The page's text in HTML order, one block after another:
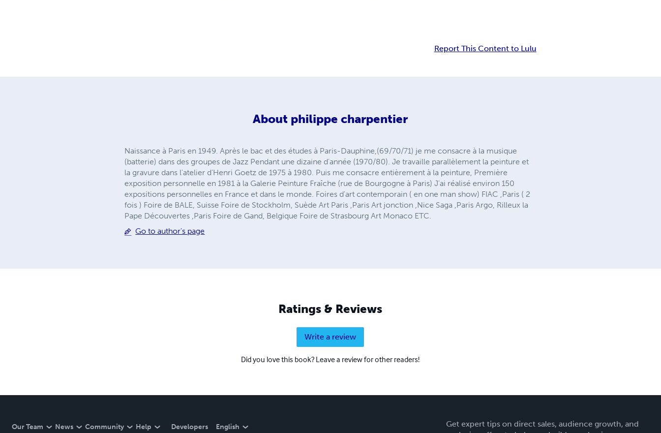
Report This Content to Lulu
About philippe charpentier
Naissance à Paris en 1949. Après le bac et des études à Paris-Dauphine,(69/70/71) je me consacre à la musique
(batterie) dans des groupes de Jazz Pendant une dizaine d'année (1970/80). Je travaille parallèlement la peinture et
la gravure dans l'atelier d’Henri Goetz de 1975 à 1980. Puis me consacre entièrement à la peinture, Première
exposition personnelle en 1981 à la Galerie Peinture Fraîche (rue de Bourgogne à Paris) J'ai réalisé environ 150
expositions personnelles en France et dans le monde. Foires d'art contemporain ( en one man show) FIAC ,Paris ( 2
fois ) Foire de BALE, Suisse Foire de Stockholm, Suède Art Paris ,Paris Art jonction ,Nice Saga ,Paris Argo, Rilleux la
Pape Découvertes ,Paris Foire de Gand, Belgique Foire de Strasbourg Art Monaco ETC.
Go to author's page
Ratings & Reviews
Write a review
Did you love this book? Leave a review for other readers!
Our Team News Community Help Developers English
Get expert tips on direct sales, audience growth, and